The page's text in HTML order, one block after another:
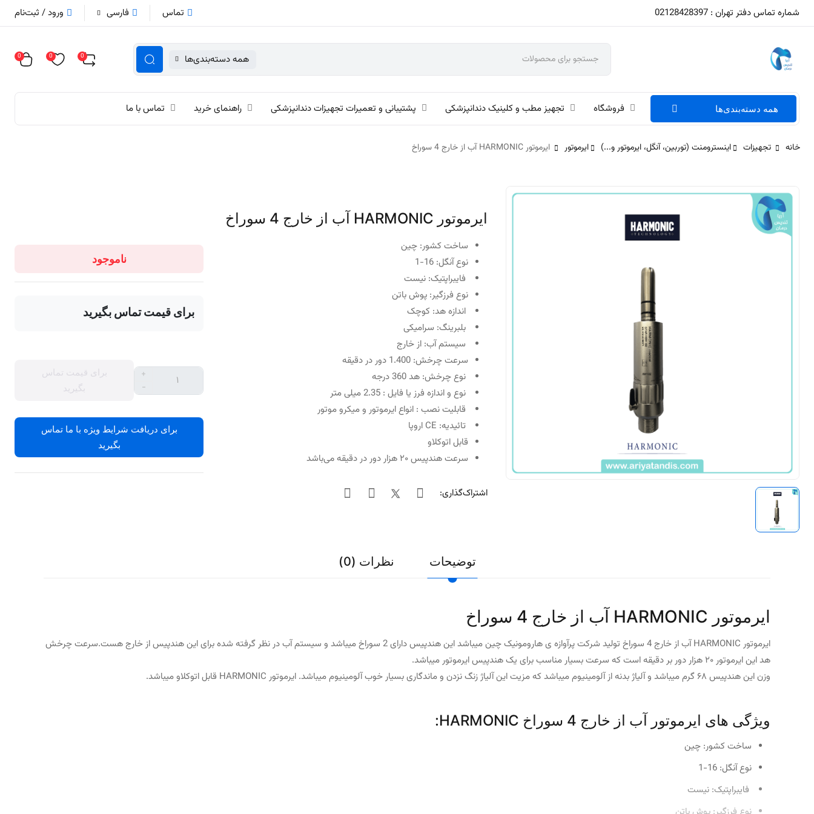
شماره تماس دفتر تهران : 02128428397 تماس فارسی ورود / ثبت‌نام
همه دسته‌بندی‌ها 0
0
0
همه دسته‌بندی‌ها فروشگاه تجهیز مطب و کلینیک دندانپزشکی پشتیبانی و تعمیرات تجهیزات دندانپزشکی راهنمای خرید تماس با ما
خانه تجهیزات اینسترومنت (توربین، آنگل، ایرموتور و...) ایرموتور ایرموتور HARMONIC آب از خارج 4 سوراخ
ایرموتور HARMONIC آب از خارج 4 سوراخ
ساخت کشور: چین
نوع آنگل: 16-1
فایبراپتیک: نیست
نوع فرزگیر: پوش باتن
اندازه هد: کوچک
بلبرینگ: سرامیکی
سیستم آب: از خارج
سرعت چرخش: 1.400 دور در دقیقه
نوع چرخش: هد 360 درجه
نوع و اندازه فرز یا فایل : 2.35 میلی متر
قابلیت نصب : انواع ایرموتور و میکرو موتور
تائیدیه: CE اروپا
قابل اتوکلاو
سرعت هندپیس ۲۰ هزار دور در دقیقه می‌باشد
اشتراک‌گذاری:
ناموجود
برای قیمت تماس بگیرید
-
+
برای قیمت تماس
بگیرید
برای دریافت شرایط ویژه با ما تماس
بگیرید
توضیحات نظرات (0)
ایرموتور HARMONIC آب از خارج 4 سوراخ
ایرموتور HARMONIC آب از خارج 4 سوراخ تولید شرکت پرآوازه ی هارومونیک چین میباشد این هندپیس دارای 2 سوراخ میباشد و سیستم آب در نظر گرفته شده برای این هندپیس از خارج هست.سرعت چرخش
هد این ایرموتور ۲۰ هزار دور بر دقیقه است که سرعت بسیار مناسب برای یک هندپیس ایرموتور میباشد.
وزن این هندپیس ۶۸ گرم میباشد و آلیاژ بدنه از آلومینیوم میباشد که مزیت این آلیاژ زنگ نزدن و ماندگاری بسیار خوب آلومینیوم میباشد. ایرموتور HARMONIC قابل اتوکلاو میباشد.
ویژگی های ایرموتور آب از خارج 4 سوراخ HARMONIC:
ساخت کشور: چین
نوع آنگل: 16-1
فایبراپتیک: نیست